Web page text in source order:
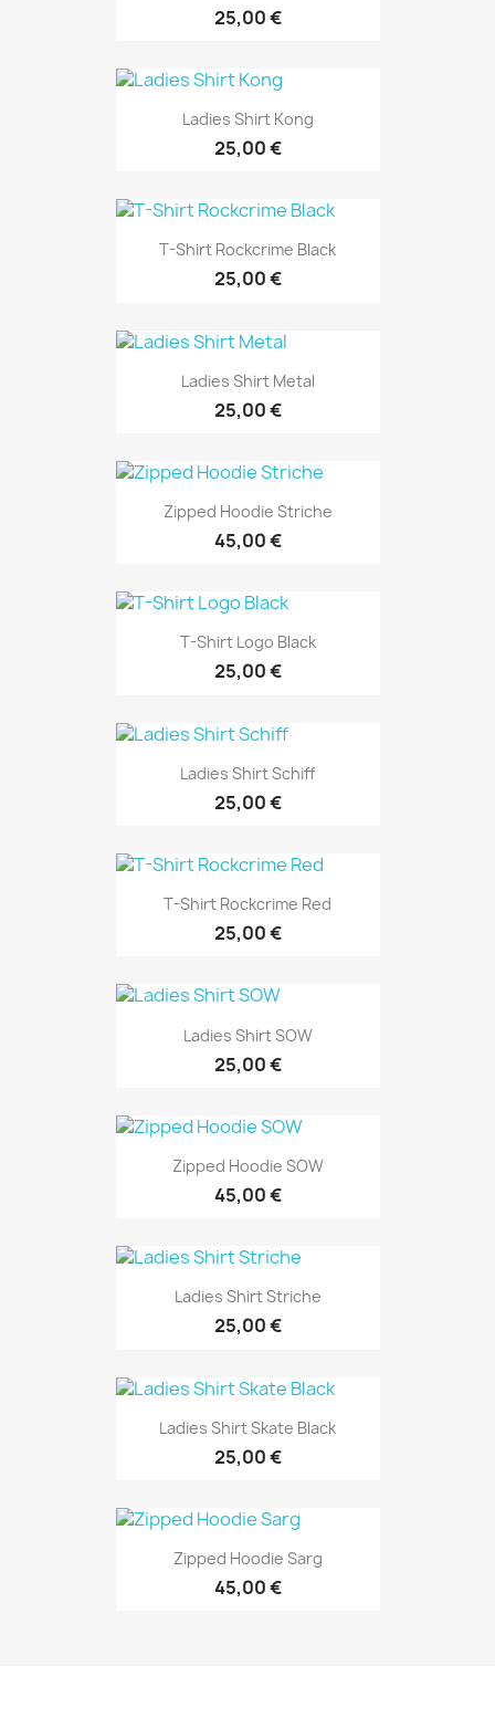
25,00 €
Ladies Shirt Kong
25,00 €
T-Shirt Rockcrime Black
25,00 €
Ladies Shirt Metal
25,00 €
Zipped Hoodie Striche
45,00 €
T-Shirt Logo Black
25,00 €
Ladies Shirt Schiff
25,00 €
T-Shirt Rockcrime Red
25,00 €
Ladies Shirt SOW
25,00 €
Zipped Hoodie SOW
45,00 €
Ladies Shirt Striche
25,00 €
Ladies Shirt Skate Black
25,00 €
Zipped Hoodie Sarg
45,00 €